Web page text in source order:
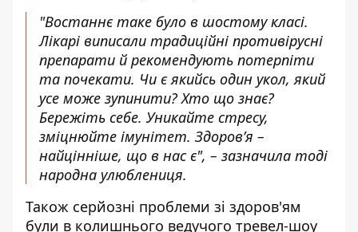
"Востаннє таке було в шостому класі.
Лікарі виписали традиційні противірусні
препарати й рекомендують потерпіти
та почекати. Чи є якийсь один укол, який
усе може зупинити? Хто що знає?
Бережіть себе. Уникайте стресу,
зміцнюйте імунітет. Здоров’я –
найцінніше, що в нас є", – зазначила тоді
народна улюблениця.
Також серйозні проблеми зі здоров'ям
були в колишнього ведучого тревел-шоу